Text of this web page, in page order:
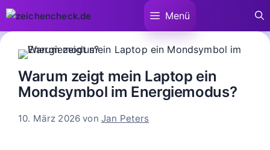
Zum
springen
Menü
Warum zeigt mein Laptop ein
Mondsymbol im Energiemodus?
10. März 2026 von Jan Peters